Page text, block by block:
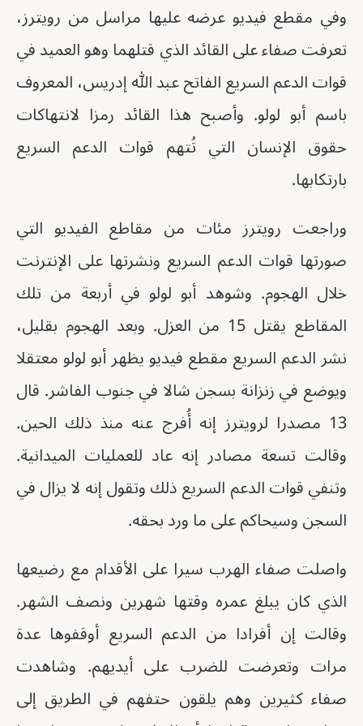
وفي مقطع فيديو عرضه عليها مراسل من رويترز،
تعرفت صفاء على القائد الذي قتلهما وهو العميد في
قوات الدعم السريع الفاتح عبد الله إدريس، المعروف
باسم أبو لولو. وأصبح هذا القائد رمزا لانتهاكات
حقوق الإنسان التي تُتهم قوات الدعم السريع
بارتكابها.
وراجعت رويترز مئات من مقاطع الفيديو التي
صورتها قوات الدعم السريع ونشرتها على الإنترنت
خلال الهجوم. وشوهد أبو لولو في أربعة من تلك
المقاطع يقتل 15 من العزل. وبعد الهجوم بقليل،
نشر الدعم السريع مقطع فيديو يظهر أبو لولو معتقلا
ويوضع في زنزانة بسجن شالا في جنوب الفاشر. قال
13 مصدرا لرويترز إنه أُفرج عنه منذ ذلك الحين.
وقالت تسعة مصادر إنه عاد للعمليات الميدانية.
وتنفي قوات الدعم السريع ذلك وتقول إنه لا يزال في
السجن وسيحاكم على ما ورد بحقه.
واصلت صفاء الهرب سيرا على الأقدام مع رضيعها
الذي كان يبلغ عمره وقتها شهرين ونصف الشهر.
وقالت إن أفرادا من الدعم السريع أوقفوها عدة
مرات وتعرضت للضرب على أيديهم. وشاهدت
صفاء كثيرين وهم يلقون حتفهم في الطريق إلى